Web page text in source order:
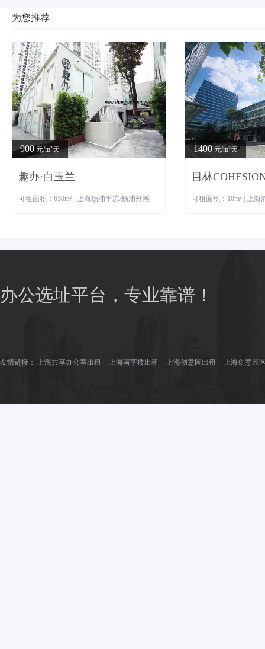
为您推荐
900 元/m²天
趣办·白玉兰
可租面积：650m² | 上海杨浦平凉/杨浦外滩
1400 元/m²天
目林
可租面积：10m² | 上海
办公选址平台，专业靠谱！
友情链接： 上海共享办公室出租 上海写字楼出租 上海创意园出租 上海创意园